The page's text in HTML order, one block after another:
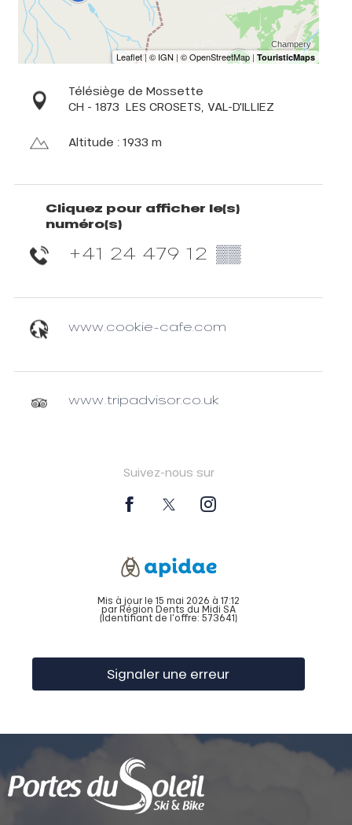
Télésiège de Mossette
CH - 1873 LES CROSETS, VAL-D'ILLIEZ
Altitude : 1933 m
Cliquez pour afficher le(s)
numéro(s)
+41 24 479 12 ▒▒
www.cookie-cafe.com
www.tripadvisor.co.uk
Suivez-nous sur
Mis à jour le 15 mai 2026 à 17:12
par Région Dents du Midi SA
(Identifiant de l'offre: 573641)
Signaler une erreur